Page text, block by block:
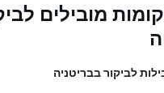
מובילים